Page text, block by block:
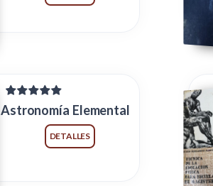
Astronomía Elemental
DETALLES